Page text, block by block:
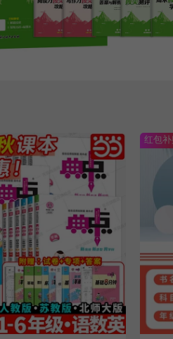
红包补